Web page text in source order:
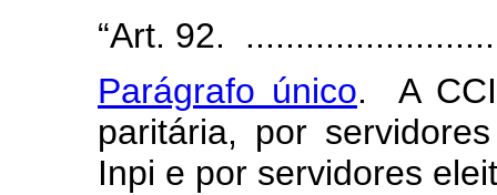
“Art. 92.
Parágrafo único. A
paritária, por
Inpi e por servidores